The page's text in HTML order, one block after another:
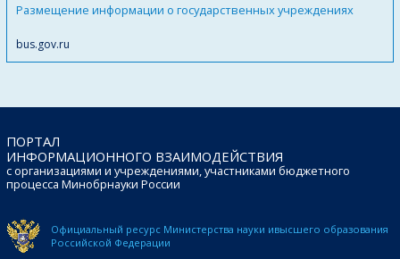
Размещение информации о государственных учреждениях
bus.gov.ru
ПОРТАЛ
ИНФОРМАЦИОННОГО ВЗАИМОДЕЙСТВИЯ
с организациями и учреждениями, участниками бюджетного
процесса Минобрнауки России
Официальный ресурс Министерства науки ивысшего образования
Российской Федерации